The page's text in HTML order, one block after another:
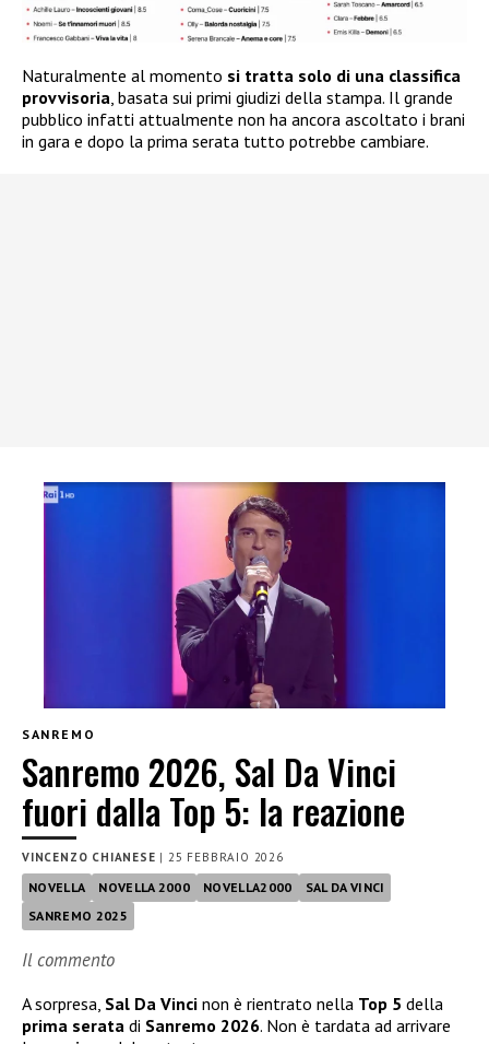
Naturalmente al momento si tratta solo di una classifica
provvisoria , basata sui primi giudizi della stampa. Il grande
pubblico infatti attualmente non ha ancora ascoltato i brani
in gara e dopo la prima serata tutto potrebbe cambiare.
SANREMO
Sanremo 2026, Sal Da Vinci
fuori dalla Top 5: la reazione
VINCENZO CHIANESE |25 FEBBRAIO 2026
NOVELLA NOVELLA 2000 NOVELLA2000
SAL DA VINCI
SANREMO 2025
Il commento
A sorpresa, Sal Da Vinci non è rientrato nella Top 5 della
prima serata di Sanremo 2026. Non è tardata ad arrivare